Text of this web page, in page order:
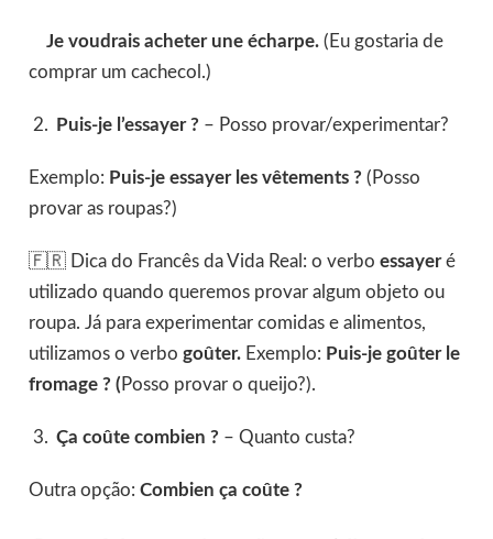
Je voudrais acheter une écharpe. (Eu gostaria de
comprar um cachecol.)
Puis-je l’essayer ? – Posso provar/experimentar?
Exemplo: Puis-je essayer les vêtements ? (Posso
provar as roupas?)
🇫🇷 Dica do Francês da Vida Real: o verbo essayeré
utilizado quando queremos provar algum objeto ou
roupa. Já para experimentar comidas e alimentos,
utilizamos o verbo goûter. Exemplo: Puis-je goûter le
fromage ? ( Posso provar o queijo?).
Ça coûte combien ? – Quanto custa?
Outra opção: Combien ça coûte ?